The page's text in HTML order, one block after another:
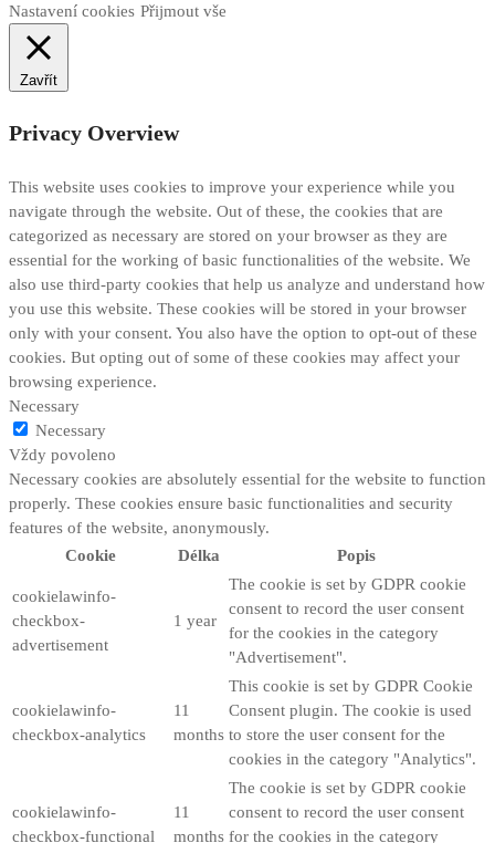
Nastavení cookies Přijmout vše
Zavřít
Privacy Overview
This website uses cookies to improve your experience while you
navigate through the website. Out of these, the cookies that are
categorized as necessary are stored on your browser as they are
essential for the working of basic functionalities of the website. We
also use third-party cookies that help us analyze and understand how
you use this website. These cookies will be stored in your browser
only with your consent. You also have the option to opt-out of these
cookies. But opting out of some of these cookies may affect your
browsing experience.
Necessary
Necessary
Vždy povoleno
Necessary cookies are absolutely essential for the website to function
properly. These cookies ensure basic functionalities and security
features of the website, anonymously.
Cookie
Délka Popis
cookielawinfo-
checkbox-
advertisement
1 year
The cookie is set by GDPR cookie
consent to record the user consent
for the cookies in the category
"Advertisement".
cookielawinfo-
checkbox-analytics
11
months
This cookie is set by GDPR Cookie
Consent plugin. The cookie is used
to store the user consent for the
cookies in the category "Analytics".
cookielawinfo-
checkbox-functional
11
months
The cookie is set by GDPR cookie
consent to record the user consent
for the cookies in the category